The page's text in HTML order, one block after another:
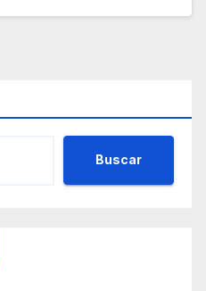
Buscar